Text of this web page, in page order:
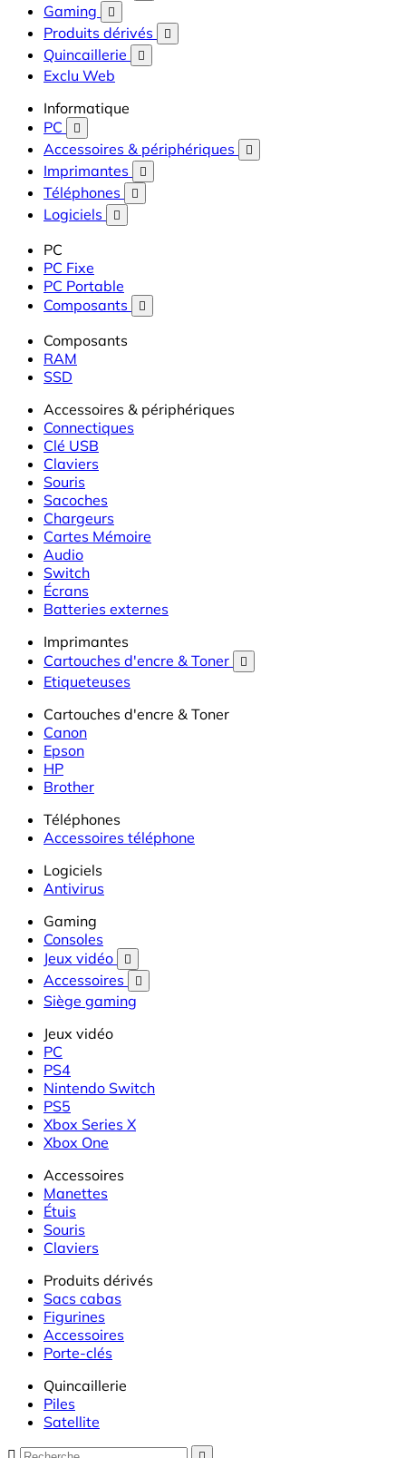
Gaming 
Produits dérivés 
Quincaillerie 
Exclu Web
Informatique
PC

Accessoires & périphériques 
Imprimantes 
Téléphones 
Logiciels 
PC
PC Fixe
PC Portable
Composants

Composants
RAM
SSD
Accessoires & périphériques
Connectiques
Clé USB
Claviers
Souris
Sacoches
Chargeurs
Cartes Mémoire
Audio
Switch
Écrans
Batteries externes
Imprimantes
Cartouches d'encre & Toner

Etiqueteuses
Cartouches d'encre & Toner
Canon
Epson
HP
Brother
Téléphones
Accessoires téléphone
Logiciels
Antivirus
Gaming
Consoles
Jeux vidéo

Accessoires 
Siège gaming
Jeux vidéo
PC
PS4
Nintendo Switch
PS5
Xbox Series X
Xbox One
Accessoires
Manettes
Étuis
Souris
Claviers
Produits dérivés
Sacs cabas
Figurines
Accessoires
Porte-clés
Quincaillerie
Piles
Satellite